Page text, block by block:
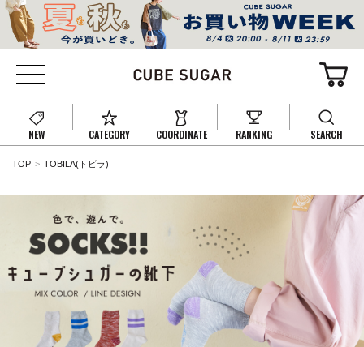
NEW CATEGORY COORDINATE RANKING SEARCH
TOP TOBILA(トビラ)